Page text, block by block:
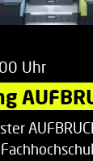
Uhr